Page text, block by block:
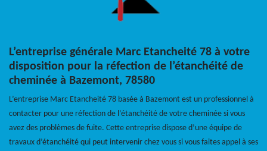
L’entreprise générale Marc Etancheité 78 à votre
disposition pour la réfection de l’étanchéité de
cheminée à Bazemont, 78580
L’entreprise Marc Etancheité 78 basée à Bazemont est un professionnel à
contacter pour une réfection de l’étanchéité de votre cheminée si vous
avez des problèmes de fuite. Cette entreprise dispose d’une équipe de
travaux d’étanchéité qui peut intervenir chez vous si vous faites appel à ses